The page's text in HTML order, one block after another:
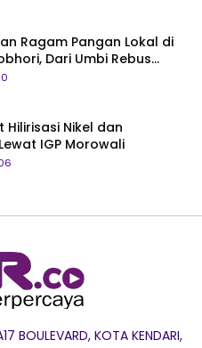
Ragam Pangan Lokal di
Dari Umbi Rebus
Beras Muna
Hilirisasi Nikel dan
IGP Morowali
BOULEVARD, KOTA KENDARI,